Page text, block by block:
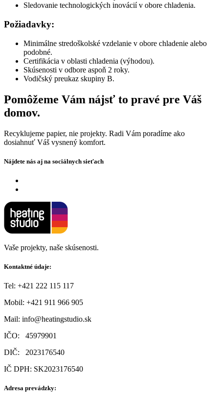
Sledovanie technologických inovácií v obore chladenia.
Požiadavky:
Minimálne stredoškolské vzdelanie v obore chladenie alebo
podobné.
Certifikácia v oblasti chladenia (výhodou).
Skúsenosti v odbore aspoň 2 roky.
Vodičský preukaz skupiny B.
Pomôžeme Vám nájsť to pravé pre Váš
domov.
Recyklujeme papier, nie projekty. Radi Vám poradíme ako
dosiahnuť Váš vysnený komfort.
Nájdete nás aj na sociálnych sieťach
Vaše projekty, naše skúsenosti.
Kontaktné údaje:
Tel: +421 222 115 117
Mobil: +421 911 966 905
Mail: info@heatingstudio.sk
IČO: 45979901
DIČ: 2023176540
IČ DPH: SK2023176540
Adresa prevádzky: